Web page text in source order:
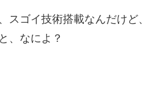
スゴイ技術搭載なんだけど、
、なによ？